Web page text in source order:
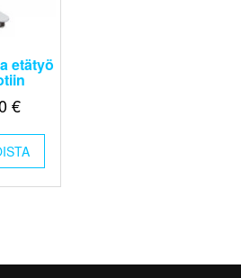
etätyö
€Hintaluokka:
-
563,00 €
Tällä
on
useampi